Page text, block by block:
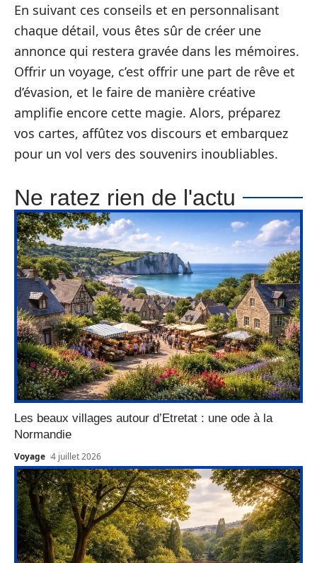
En suivant ces conseils et en personnalisant
chaque détail, vous êtes sûr de créer une
annonce qui restera gravée dans les mémoires.
Offrir un voyage, c’est offrir une part de rêve et
d’évasion, et le faire de manière créative
amplifie encore cette magie. Alors, préparez
vos cartes, affûtez vos discours et embarquez
pour un vol vers des souvenirs inoubliables.
Ne ratez rien de l'actu
Les beaux villages autour d’Etretat : une ode à la
Normandie
Voyage 4 juillet 2026